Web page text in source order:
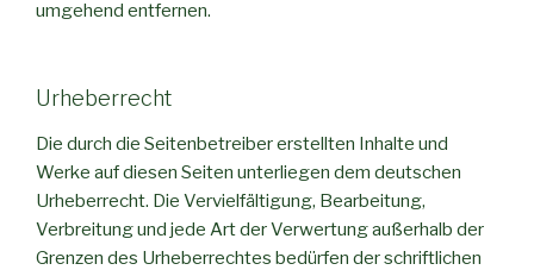
umgehend entfernen.
Urheberrecht
Die durch die Seitenbetreiber erstellten Inhalte und
Werke auf diesen Seiten unterliegen dem deutschen
Urheberrecht. Die Vervielfältigung, Bearbeitung,
Verbreitung und jede Art der Verwertung außerhalb der
Grenzen des Urheberrechtes bedürfen der schriftlichen